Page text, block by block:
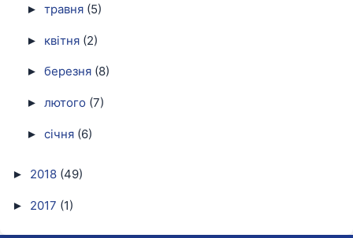
► травня (5)
► квітня (2)
► березня (8)
► лютого (7)
► січня (6)
► 2018 (49)
► 2017 (1)